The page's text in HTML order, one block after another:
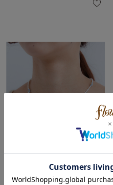
flower beads necklace～ﾌﾗﾜｰﾋﾞｰｽﾞﾈ
ｯｸﾚｽ